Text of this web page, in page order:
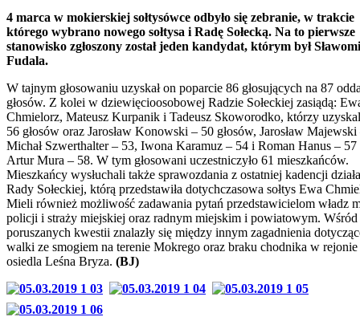
4 marca w mokierskiej sołtysówce odbyło się zebranie, w trakcie
którego wybrano nowego sołtysa i Radę Sołecką. Na to pierwsze
stanowisko zgłoszony został jeden kandydat, którym był
Fudala.
W tajnym głosowaniu uzyskał on poparcie 86 głosujących na 87
głosów. Z kolei w dziewięcioosobowej Radzie Sołeckiej zasiądą:
Chmielorz, Mateusz Kurpanik i Tadeusz Skoworodko, którzy
56 głosów oraz Jarosław Konowski – 50 głosów, Jarosław
Michał Szwerthalter – 53, Iwona Karamuz – 54 i Roman Hanus – 57
Artur Mura – 58. W tym głosowani uczestniczyło 61 mieszkańców.
Mieszkańcy wysłuchali także sprawozdania z ostatniej kadencji
Rady Sołeckiej, którą przedstawiła dotychczasowa sołtys Ewa
Mieli również możliwość zadawania pytań przedstawicielom władz
policji i straży miejskiej oraz radnym miejskim i powiatowym. Wśród
poruszanych kwestii znalazły się między innym zagadnienia
walki ze smogiem na terenie Mokrego oraz braku chodnika w rejonie
osiedla Leśna Bryza. (BJ)